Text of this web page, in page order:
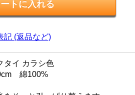
記 (返品など)
イ カラシ色
綿100%